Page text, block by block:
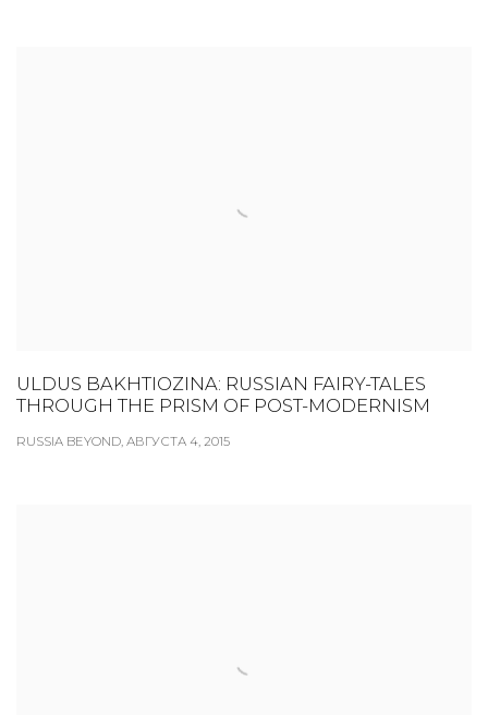
ULDUS BAKHTIOZINA: RUSSIAN FAIRY-TALES
THROUGH THE PRISM OF POST-MODERNISM
RUSSIA BEYOND, АВГУСТА 4, 2015